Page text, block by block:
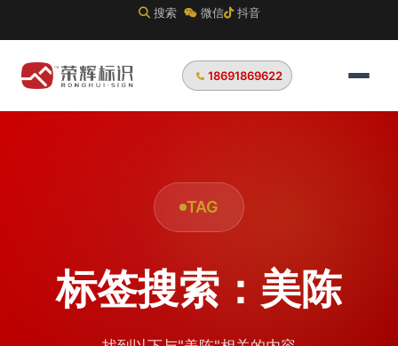
搜索 微信 抖音
18691869622
TAG
标签搜索：美陈